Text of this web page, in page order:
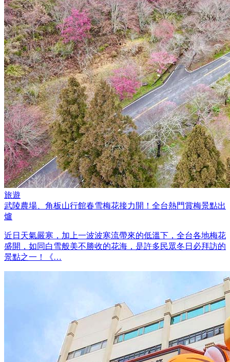
旅遊
武陵農場、角板山行館春雪梅花接力開！全台熱門賞梅景點出
爐
近日天氣嚴寒，加上一波波寒流帶來的低溫下，全台各地梅花
盛開，如同白雪般美不勝收的花海，是許多民眾冬日必拜訪的
景點之一！《…